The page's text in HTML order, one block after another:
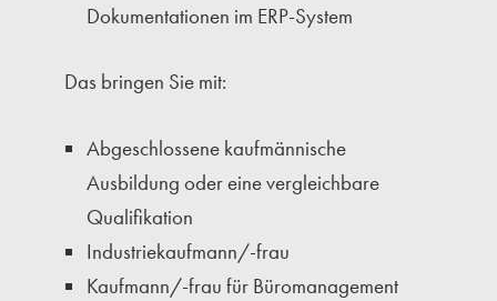
Dokumentationen im ERP-System
Das bringen Sie mit:
Abgeschlossene kaufmännische
Ausbildung oder eine vergleichbare
Qualifikation
Industriekaufmann/-frau
Kaufmann/-frau für Büromanagement